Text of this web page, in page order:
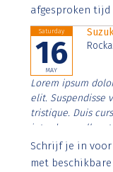
afgesproken
Saturday
16
MAY
Lorem ipsum
elit. Suspendisse
tristique. Duis
interdum nulla,
Aenean faucibus
imperdiet. Nunc
Schrijf je in
met